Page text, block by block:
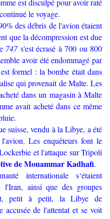
est disculpé pour avoir raté
le voyage.
des débris de l'avion étaient
que la décompression est due
747s'est écrasé à 700 ou 800
avoir été endommagé par
formel : la bombe était dans
qui provenait de Malte. Les
dans un magasin à Malte
avait acheté dans ce même
suisse, vendu à la Libye, a été
Les enquêteurs font le
et l'attaque sur Tripoli
de Mouammar Kadhafi.
internationale s‘étaient
ainsi que des groupes
petit à petit, la Libye de
accusée de l'attentat et se voit